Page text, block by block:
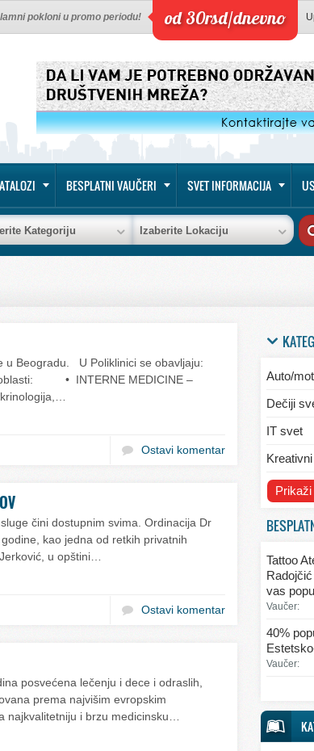
od 30rsd/dnevno
pokloni u promo periodu!
BESPLATNI VAUČERI SVET INFORMACIJA
Kategoriju Izaberite Lokaciju
u Beogradu. U Poliklinici se obavljaju:
oblasti: • INTERNE MEDICINE –
Ostavi komentar
čini dostupnim svima. Ordinacija Dr
kao jedna od retkih privatnih
u opštini…
Ostavi komentar
posvećena lečenju i dece i odraslih,
prema najvišim evropskim
najkvalitetniju i brzu medicinsku…
Auto/
Dečiji
IT svet
Svet
Svet
Svet
Svet
Svet
Tattoo
vas
Vaučer:
40%
Vaučer: